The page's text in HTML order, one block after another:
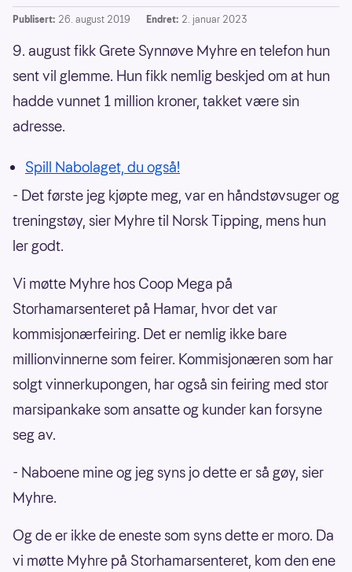
Publisert: 26. august 2019 Endret: 2. januar 2023
9. august fikk Grete Synnøve Myhre en telefon hun
sent vil glemme. Hun fikk nemlig beskjed om at hun
hadde vunnet 1 million kroner, takket være sin
adresse.
Spill Nabolaget, du også!
- Det første jeg kjøpte meg, var en håndstøvsuger og
treningstøy, sier Myhre til Norsk Tipping, mens hun
ler godt.
Vi møtte Myhre hos Coop Mega på
Storhamarsenteret på Hamar, hvor det var
kommisjonærfeiring. Det er nemlig ikke bare
millionvinnerne som feirer. Kommisjonæren som har
solgt vinnerkupongen, har også sin feiring med stor
marsipankake som ansatte og kunder kan forsyne
seg av.
- Naboene mine og jeg syns jo dette er så gøy, sier
Myhre.
Og de er ikke de eneste som syns dette er moro. Da
vi møtte Myhre på Storhamarsenteret, kom den ene